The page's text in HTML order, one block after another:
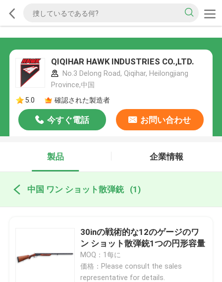
QIQIHAR HAWK INDUSTRIES CO.,LTD.
No.3 Delong Road, Qiqihar, Heilongjiang
Province,中国
5.0
確認された製造者
今すぐ電話 お問い合わせ
製品 企業情報
中国 ワン ショット散弾銃 (1)
30inの戦術的な12のゲージのワ
ン ショット散弾銃1つの円形容量
MOQ：1每に
価格：Please consult the sales
representative for details.